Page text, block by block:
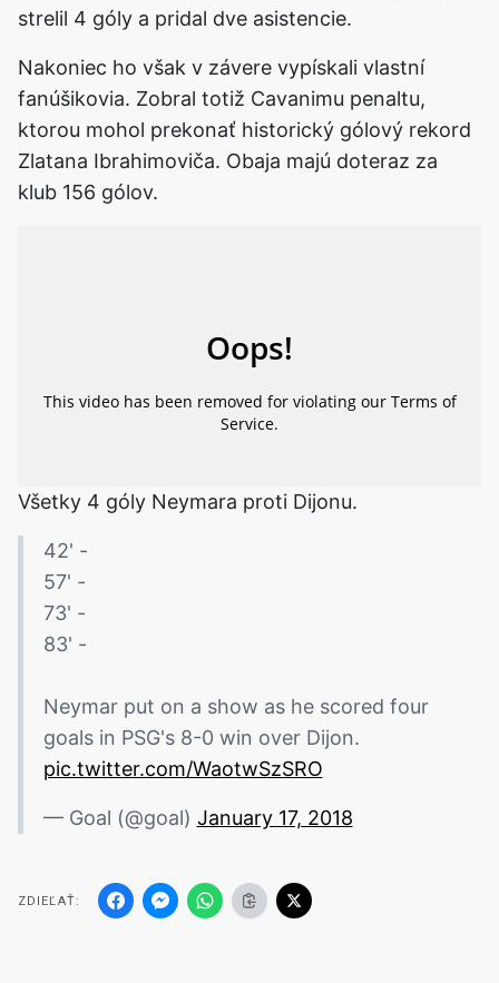
strelil 4 góly a pridal dve asistencie.
Nakoniec ho však v závere vypískali vlastní
fanúšikovia. Zobral totiž Cavanimu penaltu,
ktorou mohol prekonať historický gólový rekord
Zlatana Ibrahimoviča. Obaja majú doteraz za
klub 156 gólov.
Všetky 4 góly Neymara proti Dijonu.
42' -
57' - ️
73' - ️
83' - ️
Neymar put on a show as he scored four
goals in PSG's 8-0 win over Dijon.
pic.twitter.com/WaotwSzSRO
— Goal (@goal) January 17, 2018
ZDIEĽAŤ: